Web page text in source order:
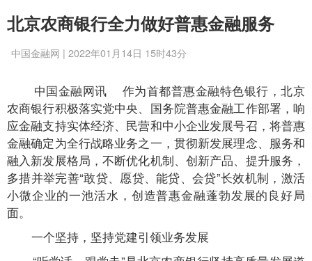
北京农商银行全力做好普惠金融服务
中国金融网 | 2022年01月14日 15时43分
中国金融网讯 作为首都普惠金融特色银行，北京
农商银行积极落实党中央、国务院普惠金融工作部署，响
应金融支持实体经济、民营和中小企业发展号召，将普惠
金融确定为全行战略业务之一，贯彻新发展理念、服务和
融入新发展格局，不断优化机制、创新产品、提升服务，
多措并举完善“敢贷、愿贷、能贷、会贷”长效机制，激活
小微企业的一池活水，创造普惠金融蓬勃发展的良好局
面。
一个坚持，坚持党建引领业务发展